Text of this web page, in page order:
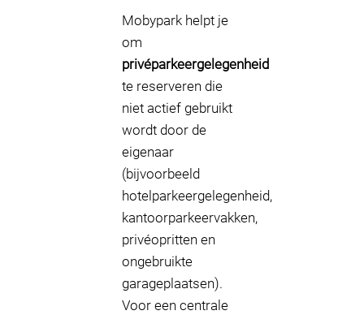
Mobypark helpt je
om
privéparkeergelegenheid
te reserveren die
niet actief gebruikt
wordt door de
eigenaar
(bijvoorbeeld
hotelparkeergelegenheid,
kantoorparkeervakken,
privéopritten en
ongebruikte
garageplaatsen).
Voor een centrale